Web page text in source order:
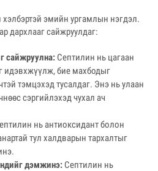
эмийн ургамлын нэгдэл.
дархлааг сайжруулдаг:
сайжруулна: Септилин нь цагаан
идэвхжүүлж, бие махбодыг
тэмцэхэд тусалдаг. Энэ нь улаан
сэргийлэхэд чухал ач
нь антиоксидант болон
тул халдварын тархалтыг
дэмжинэ: Септилин нь